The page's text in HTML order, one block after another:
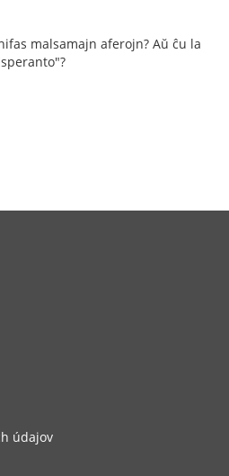
malsamajn aferojn? Aŭ ĉu la
údajov